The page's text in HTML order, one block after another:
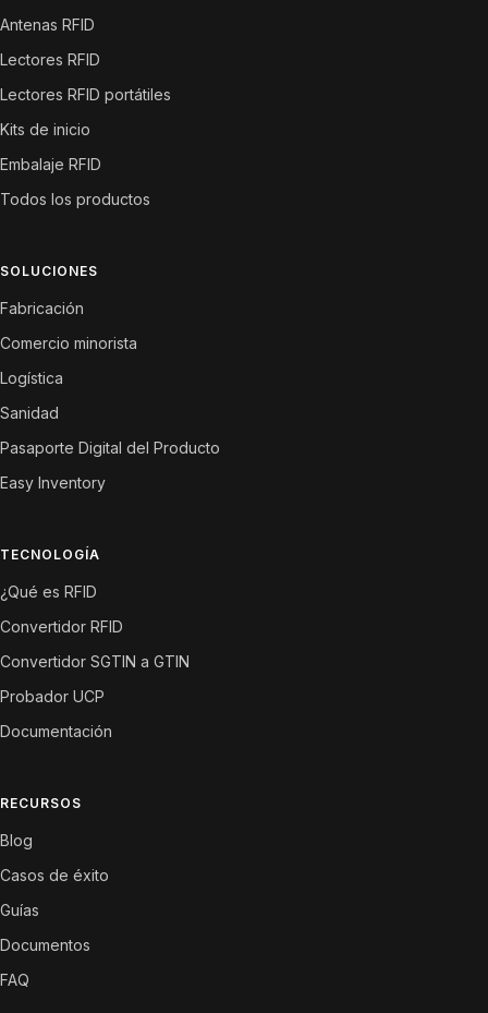
Antenas RFID
Lectores RFID
Lectores RFID portátiles
Kits de inicio
Embalaje RFID
Todos los productos
SOLUCIONES
Fabricación
Comercio minorista
Logística
Sanidad
Pasaporte Digital del Producto
Easy Inventory
TECNOLOGÍA
¿Qué es RFID
Convertidor RFID
Convertidor SGTIN a GTIN
Probador UCP
Documentación
RECURSOS
Blog
Casos de éxito
Guías
Documentos
FAQ